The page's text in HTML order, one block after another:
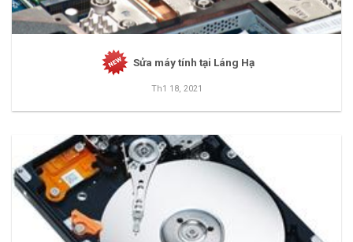
Sửa máy tính tại Láng Hạ
Th1 18, 2021